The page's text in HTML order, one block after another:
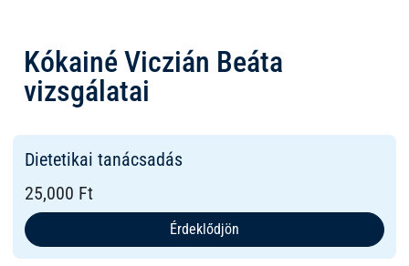
Kókainé Viczián Beáta
vizsgálatai
Dietetikai tanácsadás
25,000 Ft
Érdeklődjön